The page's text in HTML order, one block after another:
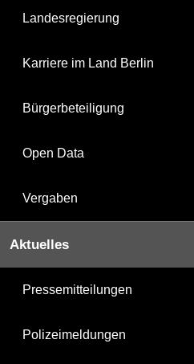
Landesregierung
Karriere im Land Berlin
Bürgerbeteiligung
Open Data
Vergaben
Aktuelles
Pressemitteilungen
Polizeimeldungen